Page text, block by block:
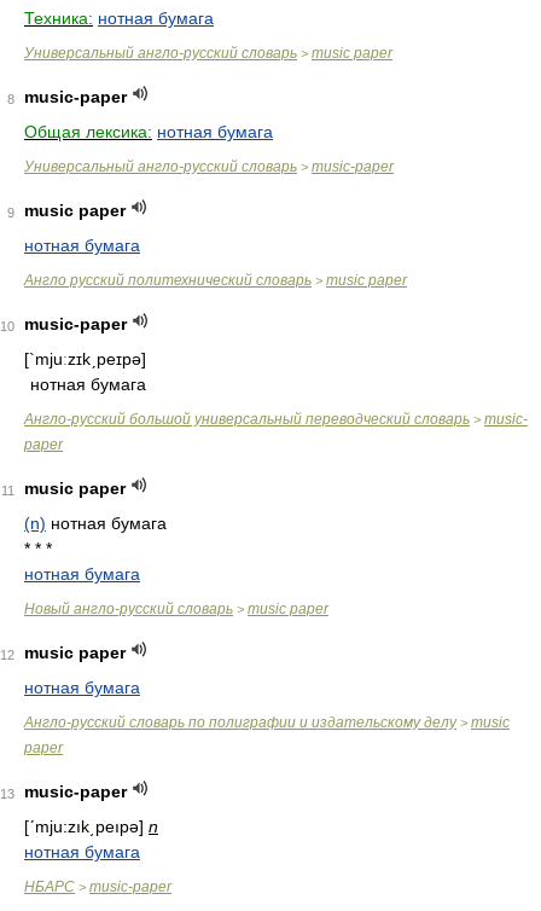
Техника: нотная бумага
Универсальный англо-русский словарь > music paper
8
music-paper
Общая лексика: нотная бумага
Универсальный англо-русский словарь > music-paper
9
music paper
нотная бумага
Англо русский политехнический словарь > music paper
10
music-paper
[`mjuːzɪkˏpeɪpə]
нотная бумага
Англо-русский большой универсальный переводческий словарь > music-
paper
11
music paper
(n) нотная бумага
* * *
нотная бумага
Новый англо-русский словарь > music paper
12
music paper
нотная бумага
Англо-русский словарь по полиграфии и издательскому делу> music
paper
13
music-paper
[ʹmju:zık͵peıpə] n
нотная бумага
НБАРС > music-paper